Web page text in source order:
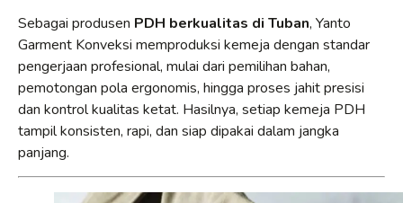
Sebagai produsen PDH berkualitas di Tuban, Yanto
Garment Konveksi memproduksi kemeja dengan standar
pengerjaan profesional, mulai dari pemilihan bahan,
pemotongan pola ergonomis, hingga proses jahit presisi
dan kontrol kualitas ketat. Hasilnya, setiap kemeja PDH
tampil konsisten, rapi, dan siap dipakai dalam jangka
panjang.